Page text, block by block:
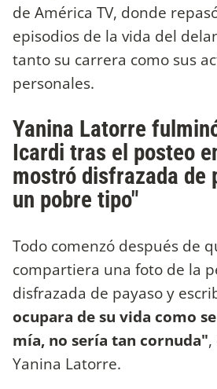
de América TV, donde
episodios de la vida del
tanto su carrera como sus
personales.
Yanina Latorre
Icardi tras el posteo
mostró disfrazada de
un pobre tipo"
Todo comenzó después de
compartiera una foto de la
disfrazada de payaso y
ocupara de su vida como
mía, no sería tan cornuda"
Yanina Latorre.